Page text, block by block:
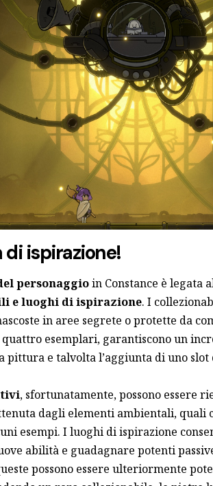
ispirazione!
personaggioin Constance è legata
e luoghi di ispirazione. I
in aree segrete o protette da
esemplari, garantiscono un
pittura e talvolta l’aggiunta di uno
, sfortunatamente, possono essere
dagli elementi ambientali, quali
esempi. I luoghi di ispirazione
abilità e guadagnare potenti
possono essere ulteriormente